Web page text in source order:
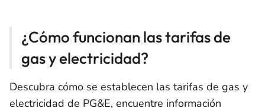
¿Cómo funcionan las tarifas de
gas y electricidad?
Descubra cómo se establecen las tarifas de gas y
electricidad de PG&E, encuentre información